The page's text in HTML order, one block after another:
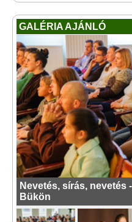
GALÉRIA AJÁNLÓ
Nevetés, sírás, nevetés
Bükön